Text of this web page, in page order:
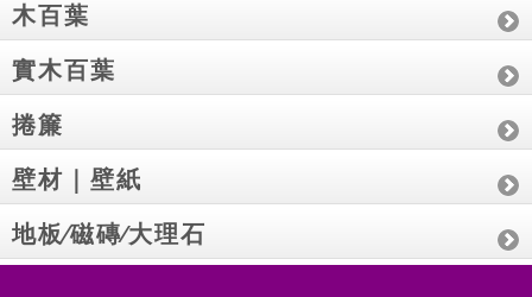
木百葉
實木百葉
捲簾
壁材｜壁紙
地板∕磁磚∕大理石